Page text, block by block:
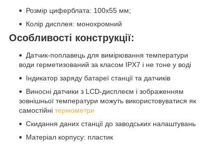
Розмір циферблата: 100x55 мм;
Колір дисплея: монохромний
Особливості конструкції:
Датчик-поплавець для вимірювання температури
води герметизований за класом IPX7 і не тоне у воді
Індикатор заряду батареї станції та датчиків
Виносні датчики з LCD-дисплеєм і зображенням
зовнішньої температури можуть використовуватися як
самостійні термометри
Скидання даних станції до заводських налаштувань
Матеріал корпусу: пластик